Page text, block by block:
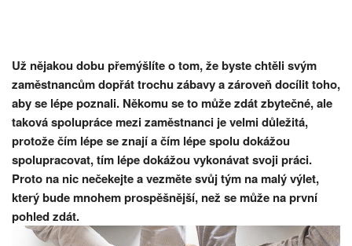
Už nějakou dobu přemýšlíte o tom, že byste chtěli svým
zaměstnancům dopřát trochu zábavy a zároveň docílit toho,
aby se lépe poznali. Někomu se to může zdát zbytečné, ale
taková spolupráce mezi zaměstnanci je velmi důležitá,
protože čím lépe se znají a čím lépe spolu dokážou
spolupracovat, tím lépe dokážou vykonávat svoji práci.
Proto na nic nečekejte a vezměte svůj tým na malý výlet,
který bude mnohem prospěšnější, než se může na první
pohled zdát.